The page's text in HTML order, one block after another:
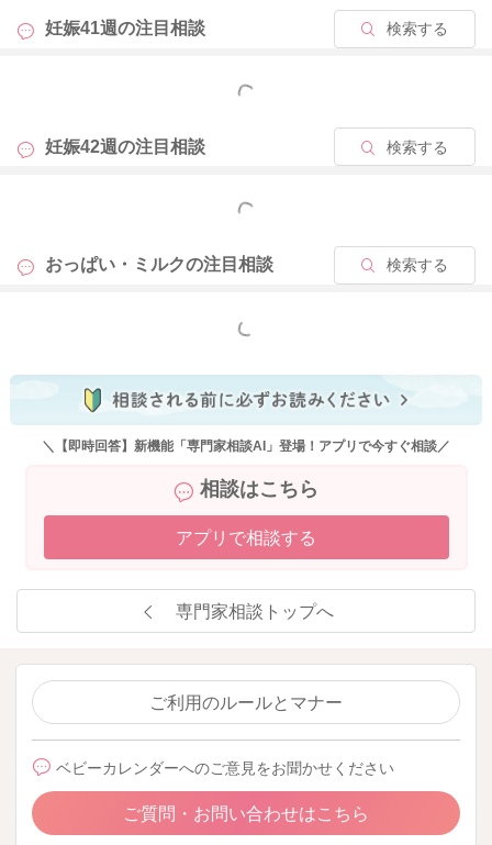
過飲症候群とは、母乳やミルクのあげすぎにより、赤ちゃんの
までの赤ちゃんに見られやすい現象です。
主な症状としては、
・息がし辛い
・便秘やジュルジュルした便が頻回排便
全ての症状が出るわけではありませんが、いくつか当てはまる
ことが望ましいとされています。
お子さんの場合、体重増加しか分かりませんが、体重の増えも
1回に40-60mlくらいにしたりするなど、いきなりストップする
2025/9/6 14:18
妊娠41週の注目相談 検索する
もっと見る
妊娠42週の注目相談 検索する
もっと見る
おっぱい・ミルクの注目相談 検索する
もっと見る
＼【即時回答】新機能「専門家相談AI」登場！アプリで今すぐ相談／
相談はこちら
アプリで相談する
専門家相談トップへ
ご利用のルールとマナー
ベビーカレンダーへのご意見をお聞かせください
ご質問・お問い合わせはこちら